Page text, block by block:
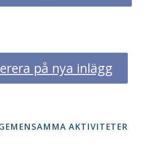
på nya inlägg
AKTIVITETER